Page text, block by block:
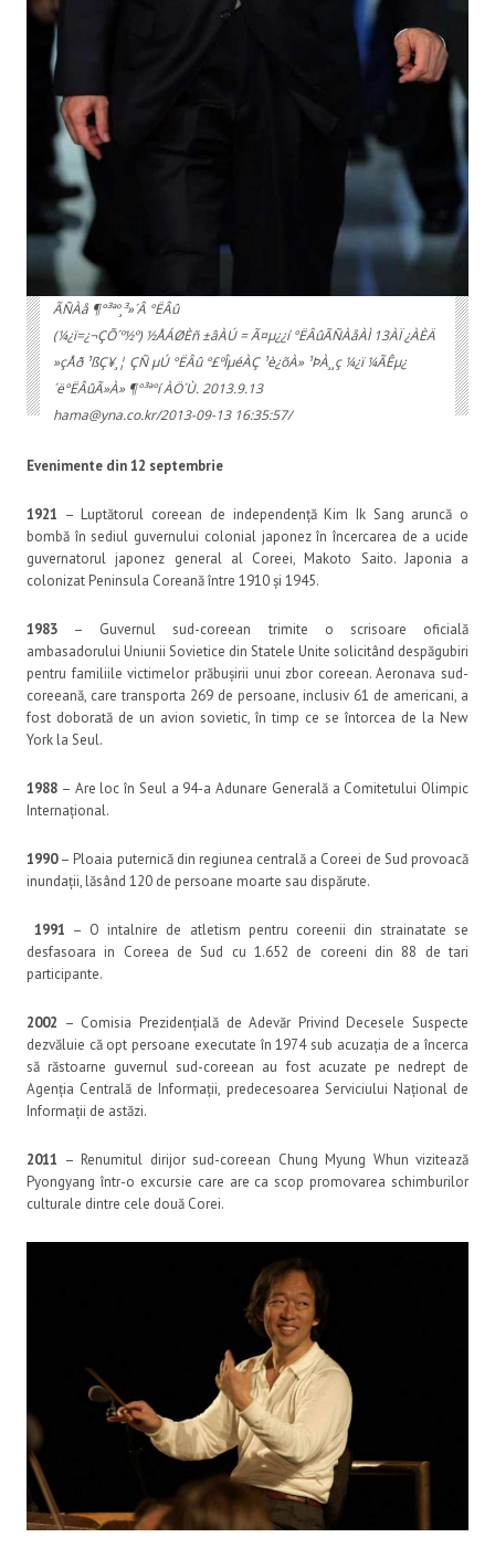
ÃÑÀå ¶°³ªº¸³»´Â °ËÂû
(¼­¿ï=¿¬ÇÕ´º½º) ½ÅÁØÈñ ±âÀÚ = Ã¤µ¿¿í °ËÂûÃÑÀåÀÌ 13ÀÏ ¿ÀÈÄ
»çÅð ¹ßÇ¥¸¦ ÇÑ µÚ °ËÂû °£ºÎµéÀÇ ¹è¿õÀ» ¹ÞÀ¸¸ç ¼­¿ï ¼­ÃÊµ¿
´ë°ËÂûÃ»À» ¶°³ª°í ÀÖ´Ù. 2013.9.13
hama@yna.co.kr/2013-09-13 16:35:57/
Evenimente din 12 septembrie
1921 – Luptătorul coreean de independență Kim Ik Sang aruncă o
bombă în sediul guvernului colonial japonez în încercarea de a ucide
guvernatorul japonez general al Coreei, Makoto Saito. Japonia a
colonizat Peninsula Coreană între 1910 și 1945.
1983 – Guvernul sud-coreean trimite o scrisoare oficială
ambasadorului Uniunii Sovietice din Statele Unite solicitând despăgubiri
pentru familiile victimelor prăbușirii unui zbor coreean. Aeronava sud-
coreeană, care transporta 269 de persoane, inclusiv 61 de americani, a
fost doborată de un avion sovietic, în timp ce se întorcea de la New
York la Seul.
1988 – Are loc în Seul a 94-a Adunare Generală a Comitetului Olimpic
Internațional.
1990– Ploaia puternică din regiunea centrală a Coreei de Sud provoacă
inundații, lăsând 120 de persoane moarte sau dispărute.
1991 – O intalnire de atletism pentru coreenii din strainatate se
desfasoara in Coreea de Sud cu 1.652 de coreeni din 88 de tari
participante.
2002 – Comisia Prezidențială de Adevăr Privind Decesele Suspecte
dezvăluie că opt persoane executate în 1974 sub acuzația de a încerca
să răstoarne guvernul sud-coreean au fost acuzate pe nedrept de
Agenția Centrală de Informații, predecesoarea Serviciului Național de
Informații de astăzi.
2011 – Renumitul dirijor sud-coreean Chung Myung Whun vizitează
Pyongyang într-o excursie care are ca scop promovarea schimburilor
culturale dintre cele două Corei.